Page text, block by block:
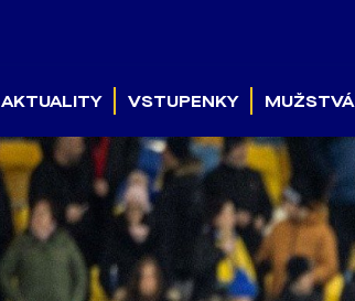
AKTUALITY VSTUPENKY MUŽSTVÁ